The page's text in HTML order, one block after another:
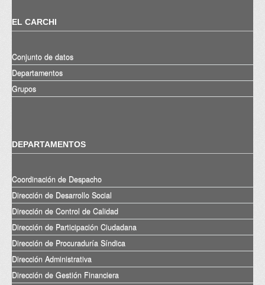
EL CARCHI
Conjunto de datos
Departamentos
Grupos
DEPARTAMENTOS
Coordinación de Despacho
Dirección de Desarrollo Social
Dirección de Control de Calidad
Dirección de Participación Ciudadana
Dirección de Procuraduría Síndica
Dirección Administrativa
Dirección de Gestión Financiera